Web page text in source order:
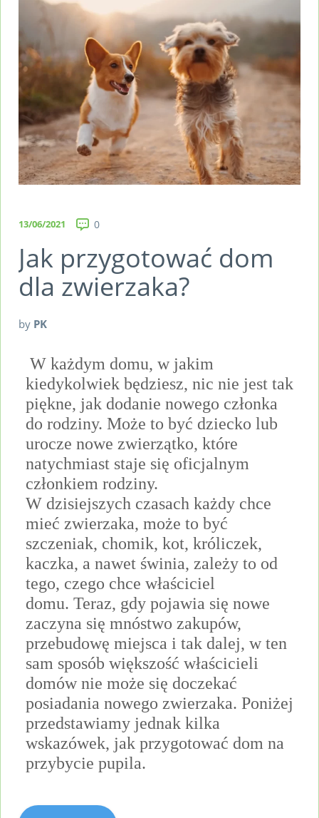
13/06/2021 0
Jak przygotować dom
dla zwierzaka?
by PK
W każdym domu, w jakim
kiedykolwiek będziesz, nic nie jest tak
piękne, jak dodanie nowego członka
do rodziny. Może to być dziecko lub
urocze nowe zwierzątko, które
natychmiast staje się oficjalnym
członkiem rodziny.
W dzisiejszych czasach każdy chce
mieć zwierzaka, może to być
szczeniak, chomik, kot, króliczek,
kaczka, a nawet świnia, zależy to od
tego, czego chce właściciel
domu. Teraz, gdy pojawia się nowe
zaczyna się mnóstwo zakupów,
przebudowę miejsca i tak dalej, w ten
sam sposób większość właścicieli
domów nie może się doczekać
posiadania nowego zwierzaka. Poniżej
przedstawiamy jednak kilka
wskazówek, jak przygotować dom na
przybycie pupila.